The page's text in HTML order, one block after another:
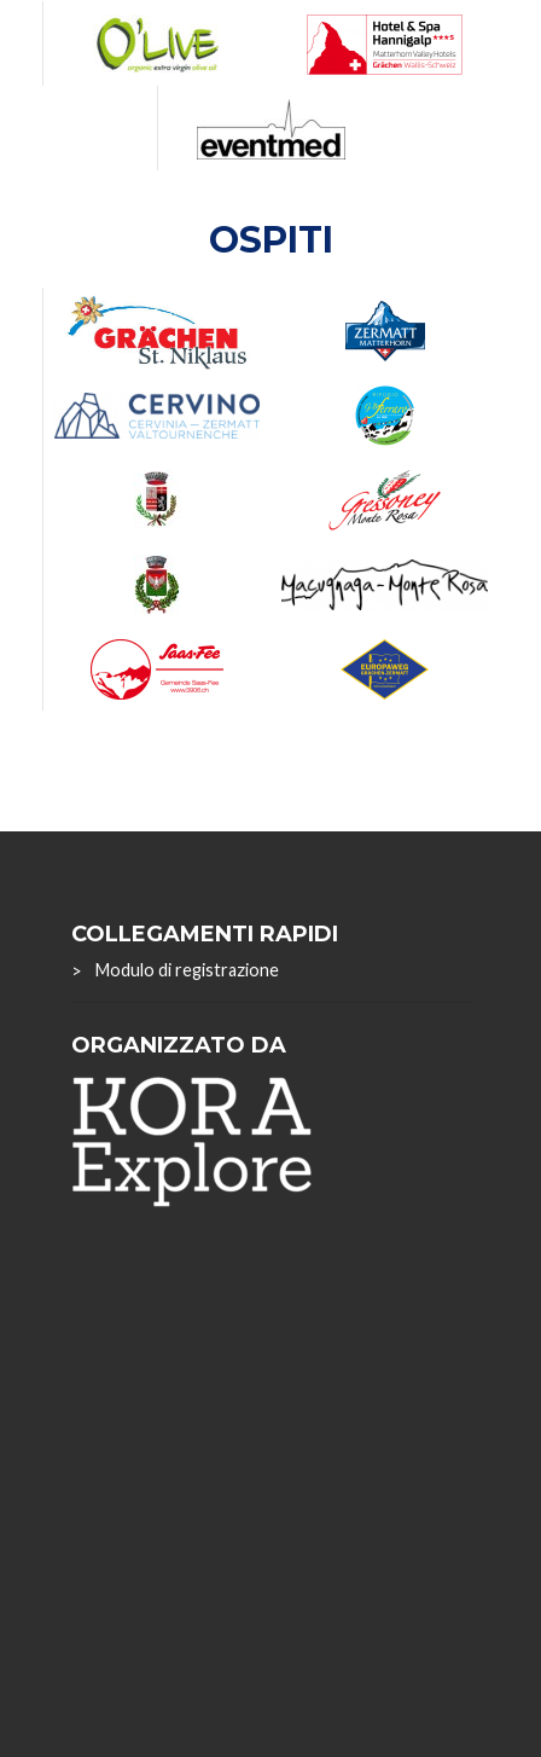
OSPITI
COLLEGAMENTI RAPIDI
Modulo di registrazione
ORGANIZZATO DA